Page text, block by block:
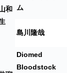
和 ム
島川隆哉
Diomed
Bloodstock